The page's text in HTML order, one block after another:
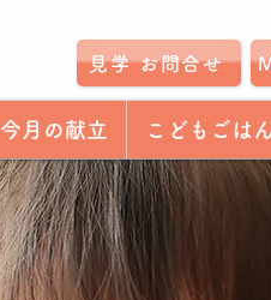
見学 お問合せ
今月の献立 こどもごは